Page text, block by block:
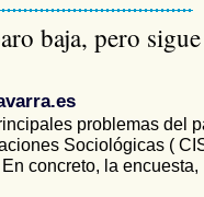
baja, pero
problemas del
Sociológicas (
concreto, la